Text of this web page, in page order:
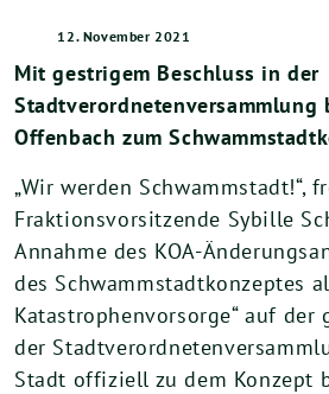
12. November 2021
Mit gestrigem Beschluss in der
Stadtverordnetenversammlung
Offenbach zum
„Wir werden Schwammstadt!“,
Fraktionsvorsitzende Sybille
Annahme des KOA-
des Schwammstadtkonzeptes
Katastrophenvorsorge“ auf der
der
Stadt offiziell zu dem Konzept